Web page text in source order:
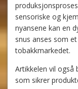
sensoriske og
nyansene kan en
snus anses som
tobakkmarkedet.
Artikkelen vil også
som sikrer